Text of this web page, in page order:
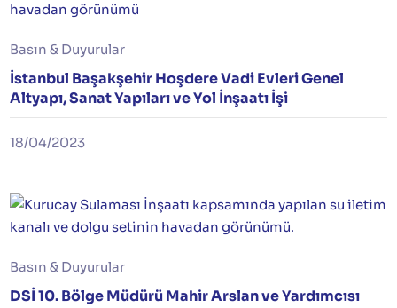
Basın & Duyurular
İstanbul Başakşehir Hoşdere Vadi Evleri Genel
Altyapı, Sanat Yapıları ve Yol İnşaatı İşi
18/04/2023
Basın & Duyurular
DSİ 10. Bölge Müdürü Mahir Arslan ve Yardımcısı